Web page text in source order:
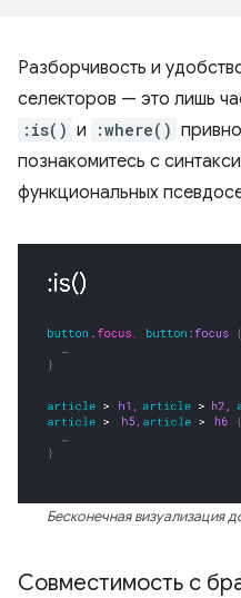
Разборчивость и
селекторов — это лишь
:is() и :where()
познакомитесь с
функциональных
Бесконечная визуализация
Совместимость с